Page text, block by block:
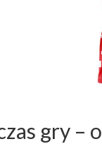
gry –